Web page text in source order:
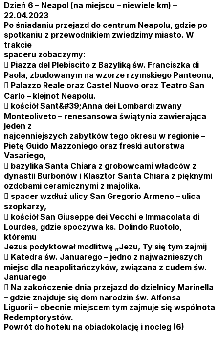
Dzień 6 – Neapol (na miejscu – niewiele km) –
22.04.2023
Po śniadaniu przejazd do centrum Neapolu, gdzie po
spotkaniu z przewodnikiem zwiedzimy miasto. W
trakcie
spaceru zobaczymy:
 Piazza del Plebiscito z Bazyliką św. Franciszka di
Paola, zbudowanym na wzorze rzymskiego Panteonu,
 Palazzo Reale oraz Castel Nuovo oraz Teatro San
Carlo – klejnot Neapolu.
 kościół Sant&#39;Anna dei Lombardi zwany
Monteoliveto – renesansowa świątynia zawierająca
jeden z
najcenniejszych zabytków tego okresu w regionie –
Pietę Guido Mazzoniego oraz freski autorstwa
Vasariego,
 bazylika Santa Chiara z grobowcami władców z
dynastii Burbonów i Klasztor Santa Chiara z pięknymi
ozdobami ceramicznymi z majolika.
 spacer wzdłuż ulicy San Gregorio Armeno – ulica
szopkarzy,
 kościół San Giuseppe dei Vecchi e Immacolata di
Lourdes, gdzie spoczywa ks. Dolindo Ruotolo,
któremu
Jezus podyktował modlitwę „Jezu, Ty się tym zajmij
 Katedra św. Januarego – jedno z najwaznieszych
miejsc dla neapolitańczyków, związana z cudem św.
Januarego
 Na zakończenie dnia przejazd do dzielnicy Marinella
– gdzie znajduje się dom narodzin św. Alfonsa
Liguorii – obecnie miejscem tym zajmuje się wspólnota
Redemptorystów.
Powrót do hotelu na obiadokolację i nocleg (6)